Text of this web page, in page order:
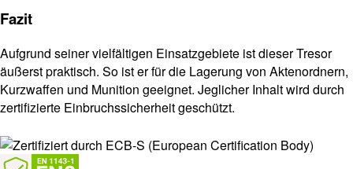
Fazit
Aufgrund seiner vielfältigen Einsatzgebiete ist dieser Tresor
äußerst praktisch. So ist er für die Lagerung von Aktenordnern,
Kurzwaffen und Munition geeignet. Jeglicher Inhalt wird durch
zertifizierte Einbruchssicherheit geschützt.